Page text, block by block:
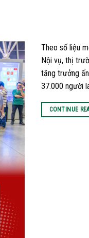
Theo số liệu
Nội vụ, thị
tăng trưởng
37.000 người
CONTINUE